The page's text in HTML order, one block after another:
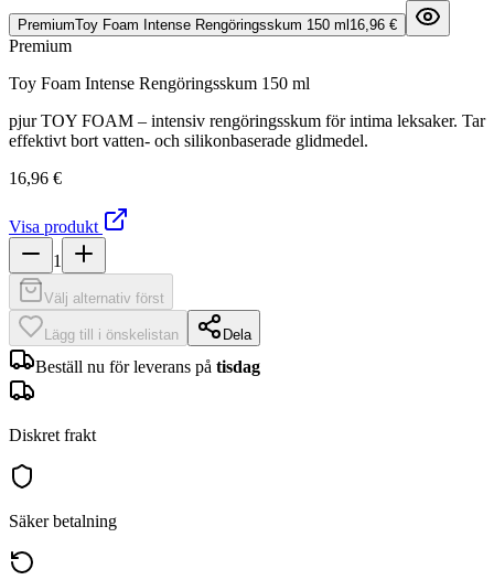
PremiumToy Foam Intense Rengöringsskum 150 ml 16,96 €
Premium
Toy Foam Intense Rengöringsskum 150 ml
pjur TOY FOAM – intensiv rengöringsskum för intima leksaker. Tar
effektivt bort vatten- och silikonbaserade glidmedel.
16,96 €
Visa produkt
1
Välj alternativ först
Lägg till i önskelistan Dela
Beställ nu för leverans på tisdag
Diskret frakt
Säker betalning